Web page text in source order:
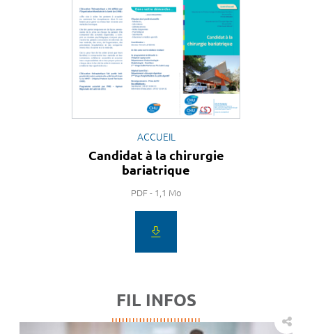
ACCUEIL
Candidat à la chirurgie
bariatrique
PDF - 1,1 Mo
FIL INFOS